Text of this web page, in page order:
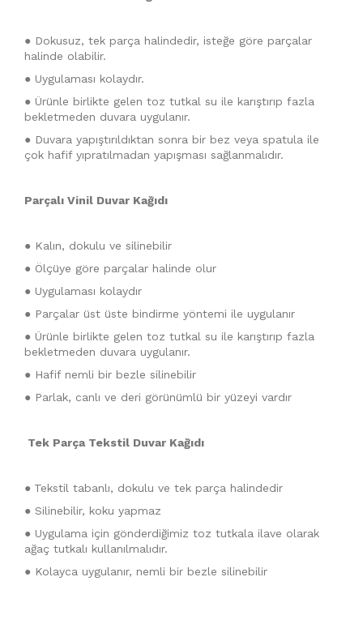
● Dokusuz, tek parça halindedir, isteğe göre parçalar
halinde olabilir.
● Uygulaması kolaydır.
● Ürünle birlikte gelen toz tutkal su ile karıştırıp fazla
bekletmeden duvara uygulanır.
● Duvara yapıştırıldıktan sonra bir bez veya spatula ile
çok hafif yıpratılmadan yapışması sağlanmalıdır.
Parçalı Vinil Duvar Kağıdı
● Kalın, dokulu ve silinebilir
● Ölçüye göre parçalar halinde olur
● Uygulaması kolaydır
● Parçalar üst üste bindirme yöntemi ile uygulanır
● Ürünle birlikte gelen toz tutkal su ile karıştırıp fazla
bekletmeden duvara uygulanır.
● Hafif nemli bir bezle silinebilir
● Parlak, canlı ve deri görünümlü bir yüzeyi vardır
Tek Parça Tekstil Duvar Kağıdı
● Tekstil tabanlı, dokulu ve tek parça halindedir
● Silinebilir, koku yapmaz
● Uygulama için gönderdiğimiz toz tutkala ilave olarak
ağaç tutkalı kullanılmalıdır.
● Kolayca uygulanır, nemli bir bezle silinebilir